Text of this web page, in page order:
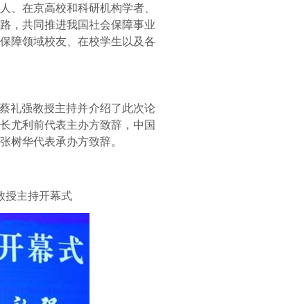
、在京高校和科研机构学者、
，共同推进我国社会保障事业
障领域校友、在校学生以及各
礼强教授主持并介绍了此次论
尤利前代表主办方致辞，中国
树华代表承办方致辞。
授主持开幕式